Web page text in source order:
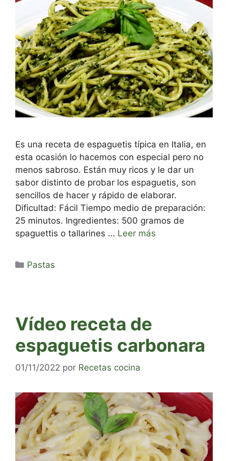
Es una receta de espaguetis típica en Italia, en
esta ocasión lo hacemos con especial pero no
menos sabroso. Están muy ricos y le dar un
sabor distinto de probar los espaguetis, son
sencillos de hacer y rápido de elaborar.
Dificultad: Fácil Tiempo medio de preparación:
25 minutos. Ingredientes: 500 gramos de
spaguettis o tallarines … Leer más
Categorías
Pastas
Vídeo receta de
espaguetis carbonara
01/11/2022 por Recetas cocina